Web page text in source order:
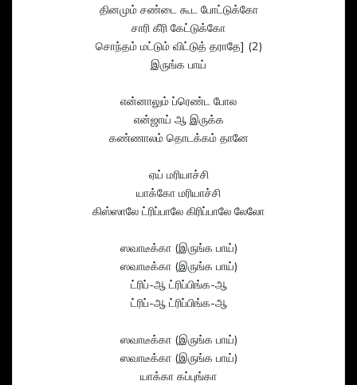
தினமும் சண்டை கூட போட்டுக்கோ
சாரி கீரி கேட்டுக்கோ
சொந்தம் மட்டும் விட்டுத் தராதே] (2)
இருங்க பாய்
என்னாலும் ப்ரெண்ட போல
என்ஜாய் ஆ இருக்க
கண்ணாலம் தொடக்கம் தானே
ஏய் மரியாச்சி
யாக்கோ மரியாச்சி
கிஸ்ஸாலே ட்ரிப்பாலே கிரிப்பாலே லேலோ
ஸவாடீக்கா (இருங்க பாய்)
ஸவாடீக்கா (இருங்க பாய்)
ட்ரிப்-ஆ ட்ரிப்பிங்க-ஆ
ட்ரிப்-ஆ ட்ரிப்பிங்க-ஆ
ஸவாடீக்கா (இருங்க பாய்)
ஸவாடீக்கா (இருங்க பாய்)
யாக்கா கப்புங்கா